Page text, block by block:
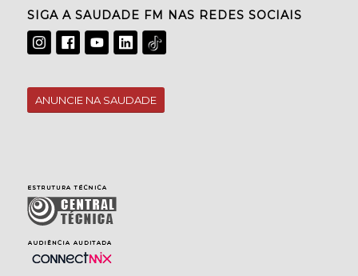
SIGA A SAUDADE FM NAS REDES SOCIAIS
ANUNCIE NA SAUDADE